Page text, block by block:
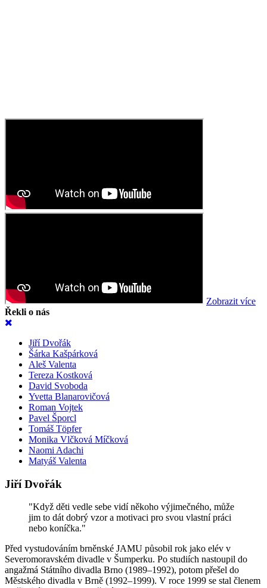
Zobrazit více
Řekli o nás
Jiří Dvořák
Šárka Kašpárková
Aleš Valenta
Tereza Kostková
David Svoboda
Yvetta Blanarovičová
Roman Vojtek
Pavel Šporcl
Tomáš Töpfer
Monika Vlčková Míčková
Naomi Adachi
Matyáš Valenta
Jiří Dvořák
"Když děti vedle sebe vidí někoho výjimečného, může
jim to dát dobrý vzor a motivaci pro svou vlastní práci
nebo koníčka."
Před vystudováním brněnské JAMU působil rok jako elév v
Severomoravském divadle v Šumperku. Po studiích nastoupil do
angažmá Státního divadla Brno (1989–1992), potom přešel do
Městského divadla v Brně (1992–1999). V roce 1999 se stal členem